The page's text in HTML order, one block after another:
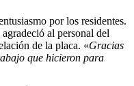
por los residentes.
al personal del
de la placa. «Gracias
que hicieron para